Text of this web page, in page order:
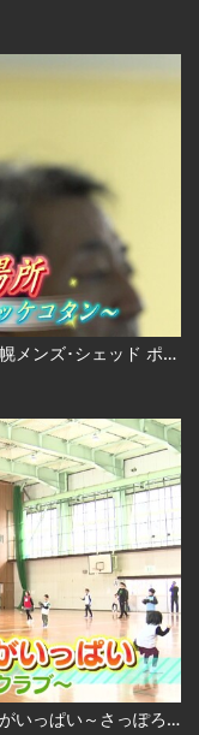
札幌ふるさと再発見 男たちの居場所～札幌メンズ･シェッド ポッケコタン～
札幌ふるさと再発見 スポーツには楽しさがいっぱい～さっぽろ運動あそびクラブ～